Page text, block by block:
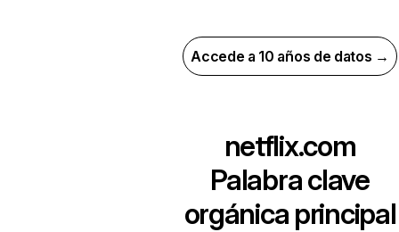
Accede a 10 años de datos →
netflix.com
Palabra clave
orgánica principal